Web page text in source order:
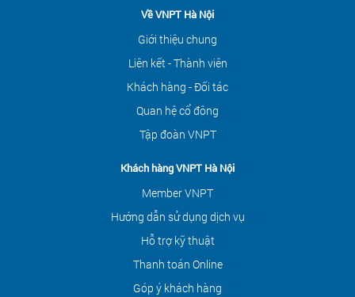
Về VNPT Hà Nội
Giới thiệu chung
Liên kết - Thành viên
Khách hàng - Đối tác
Quan hệ cổ đông
Tập đoàn VNPT
Khách hàng VNPT Hà Nội
Member VNPT
Hướng dẫn sử dụng dịch vụ
Hỗ trợ kỹ thuật
Thanh toán Online
Góp ý khách hàng